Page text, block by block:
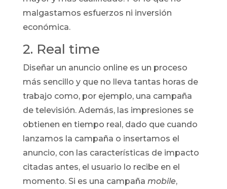
malgastamos esfuerzos ni inversión
económica.
2. Real time
Diseñar un anuncio online es un proceso
más sencillo y que no lleva tantas horas de
trabajo como, por ejemplo, una campaña
de televisión. Además, las impresiones se
obtienen en tiempo real, dado que cuando
lanzamos la campaña o insertamos el
anuncio, con las características de impacto
citadas antes, el usuario lo recibe en el
momento. Si es una campaña mobile,